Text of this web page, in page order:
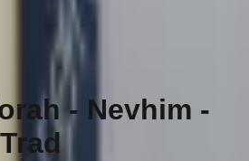
- Nevhim -